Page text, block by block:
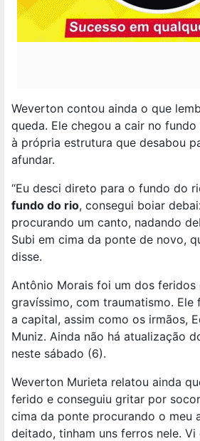
Weverton contou ainda o que
queda. Ele chegou a cair no
à própria estrutura que desabou
afundar.
“Eu desci direto para o fundo do
fundo do rio, consegui boiar
procurando um canto, nadando
Subi em cima da ponte de novo,
disse.
Antônio Morais foi um dos feridos
gravíssimo, com traumatismo.
a capital, assim como os irmãos,
Muniz. Ainda não há atualização
neste sábado (6).
Weverton Murieta relatou ainda
ferido e conseguiu gritar por
cima da ponte procurando o meu
deitado, tinham uns ferros nele. Vi